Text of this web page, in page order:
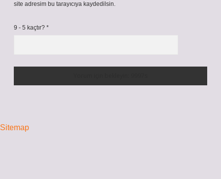
site adresim bu tarayıcıya kaydedilsin.
9 - 5 kaçtır? *
Sitemap